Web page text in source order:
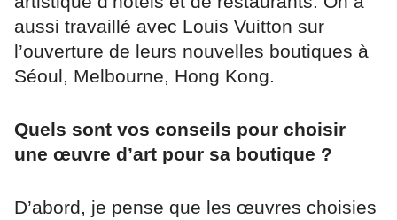
aussi travaillé avec Louis Vuitton sur
l’ouverture de leurs nouvelles boutiques à
Séoul, Melbourne, Hong Kong.
Quels sont vos conseils pour choisir
une œuvre d’art pour sa boutique ?
D’abord, je pense que les œuvres choisies